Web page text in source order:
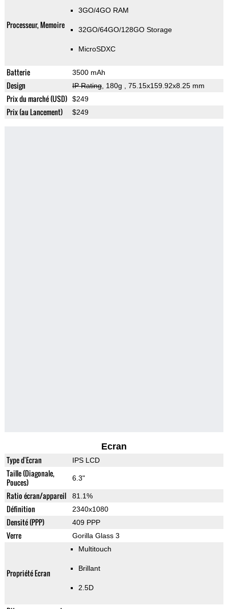
Processeur, Memoire
3GO/4GO RAM
32GO/64GO/128GO Storage
MicroSDXC
Batterie 3500 mAh
Design IP Rating, 180g , 75.15x159.92x8.25 mm
Prix du marché (USD) $249
Prix (au Lancement) $249
Ecran
Type d'Ecran IPS LCD
Taille (Diagonale,
Pouces)
6.3"
Ratio écran/appareil 81.1%
Définition 2340x1080
Densité (PPP) 409 PPP
Verre Gorilla Glass 3
Propriété Ecran
Multitouch
Brillant
2.5D